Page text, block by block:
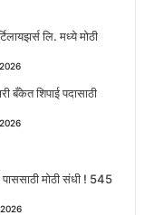
लि. मध्ये मोठी
बँकेत शिपाई पदासाठी
मोठी संधी ! 545